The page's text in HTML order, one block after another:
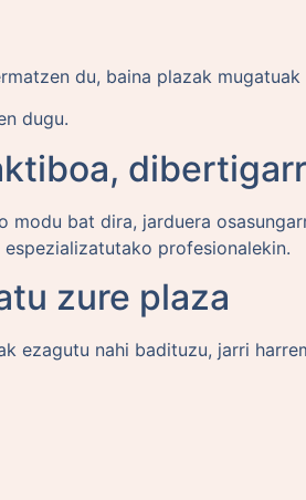
du, baina plazak mugatuak
dugu.
bat dira, jarduera
profesionalekin.
zure plaza
ezagutu nahi badituzu, jarri